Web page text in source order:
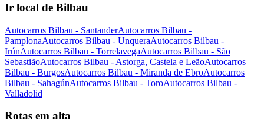
Ir local de Bilbau
Autocarros Bilbau - SantanderAutocarros Bilbau -
PamplonaAutocarros Bilbau - UnqueraAutocarros Bilbau -
IrúnAutocarros Bilbau - TorrelavegaAutocarros Bilbau - São
SebastiãoAutocarros Bilbau - Astorga, Castela e LeãoAutocarros
Bilbau - BurgosAutocarros Bilbau - Miranda de EbroAutocarros
Bilbau - SahagúnAutocarros Bilbau - ToroAutocarros Bilbau -
Valladolid
Rotas em alta